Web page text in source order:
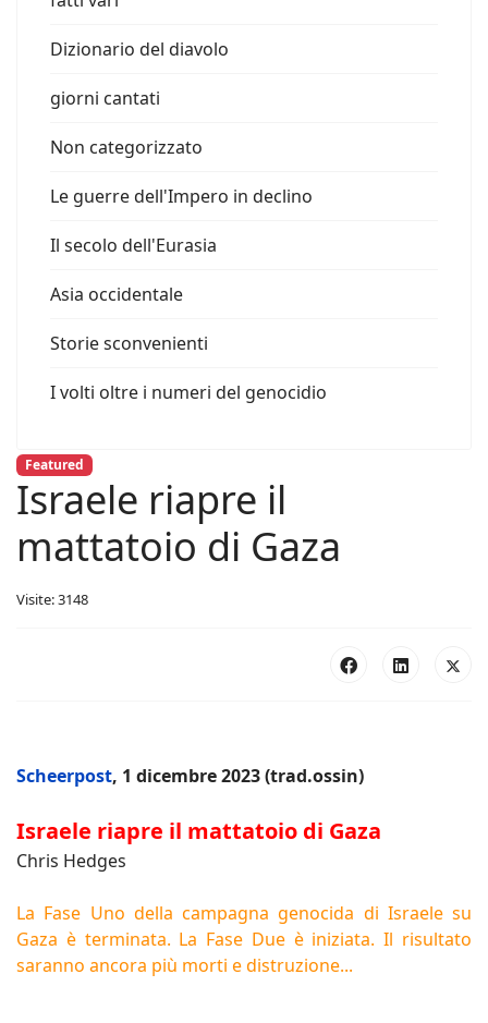
Dizionario del diavolo
giorni cantati
Non categorizzato
Le guerre dell'Impero in declino
Il secolo dell'Eurasia
Asia occidentale
Storie sconvenienti
I volti oltre i numeri del genocidio
Featured
Israele riapre il
mattatoio di Gaza
Visite: 3148
Scheerpost, 1 dicembre 2023 (trad.ossin)
Israele riapre il mattatoio di Gaza
Chris Hedges
La Fase Uno della campagna genocida di Israele su
Gaza è terminata. La Fase Due è iniziata. Il risultato
saranno ancora più morti e distruzione...